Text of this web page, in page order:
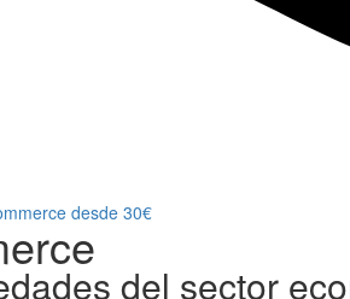
desde 30€
del sector